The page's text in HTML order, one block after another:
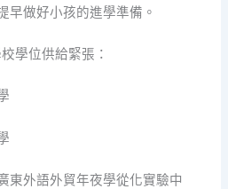
早做好小孩的進學準備。
學位供給緊張：
東外語外貿年夜學從化實驗中